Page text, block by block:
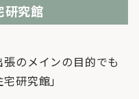
究館
のメインの目的でも
研究館」